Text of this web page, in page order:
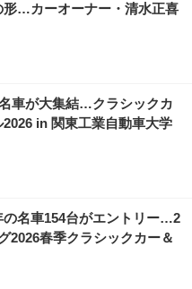
形…カーオーナー・清水正喜
車が大集結…クラシックカ
in 関東工業自動車大学
の名車154台がエントリー…2
2026春季クラシックカー＆